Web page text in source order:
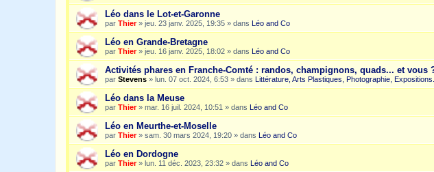
Léo dans le Lot-et-Garonne
par Thier» jeu. 23 janv. 2025, 19:35 » dans Léo and Co
Léo en Grande-Bretagne
par Thier» jeu. 16 janv. 2025, 18:02 » dans Léo and Co
Activités phares en Franche-Comté : randos, champignons, quads... et vous
par Stevens » lun. 07 oct. 2024, 6:53 » dans Littérature, Arts Plastiques, Photographie, Expositions...
Léo dans la Meuse
par Thier» mar. 16 juil. 2024, 10:51 » dans Léo and Co
Léo en Meurthe-et-Moselle
par Thier» sam. 30 mars 2024, 19:20 » dans Léo and Co
Léo en Dordogne
par Thier» lun. 11 déc. 2023, 23:32 » dans Léo and Co